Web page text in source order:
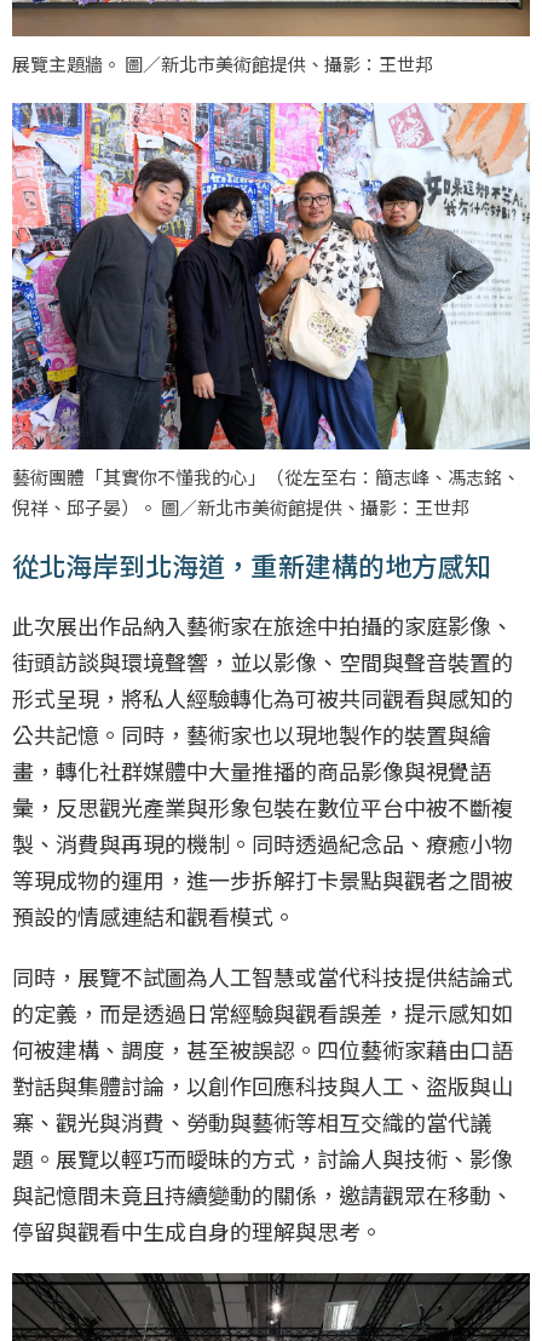
展覽主題牆。 圖／新北市美術館提供、攝影：王世邦
藝術團體「其實你不懂我的心」（從左至右：簡志峰、馮志銘、
倪祥、邱子晏）。 圖／新北市美術館提供、攝影：王世邦
從北海岸到北海道，重新建構的地方感知
此次展出作品納入藝術家在旅途中拍攝的家庭影像、
街頭訪談與環境聲響，並以影像、空間與聲音裝置的
形式呈現，將私人經驗轉化為可被共同觀看與感知的
公共記憶。同時，藝術家也以現地製作的裝置與繪
畫，轉化社群媒體中大量推播的商品影像與視覺語
彙，反思觀光產業與形象包裝在數位平台中被不斷複
製、消費與再現的機制。同時透過紀念品、療癒小物
等現成物的運用，進一步拆解打卡景點與觀者之間被
預設的情感連結和觀看模式。
同時，展覽不試圖為人工智慧或當代科技提供結論式
的定義，而是透過日常經驗與觀看誤差，提示感知如
何被建構、調度，甚至被誤認。四位藝術家藉由口語
對話與集體討論，以創作回應科技與人工、盜版與山
寨、觀光與消費、勞動與藝術等相互交織的當代議
題。展覽以輕巧而曖昧的方式，討論人與技術、影像
與記憶間未竟且持續變動的關係，邀請觀眾在移動、
停留與觀看中生成自身的理解與思考。